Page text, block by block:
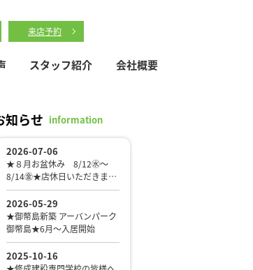
来店予約
スタッフ紹介 会社概要
知らせ information